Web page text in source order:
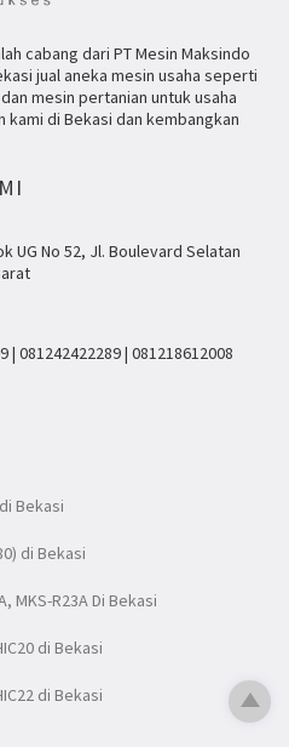
cabang dari PT Mesin Maksindo
jual aneka mesin usaha seperti
mesin pertanian untuk usaha
kami di Bekasi dan kembangkan
UG No 52, Jl. Boulevard Selatan
| 081242422289 | 081218612008
Bekasi
di Bekasi
MKS-R23A Di Bekasi
di Bekasi
di Bekasi